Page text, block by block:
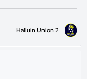
Halluin Union 2